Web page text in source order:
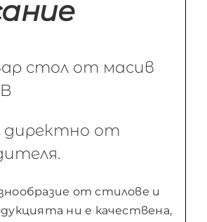
стол от масив
директно от
от стилове и
ни е качествена,